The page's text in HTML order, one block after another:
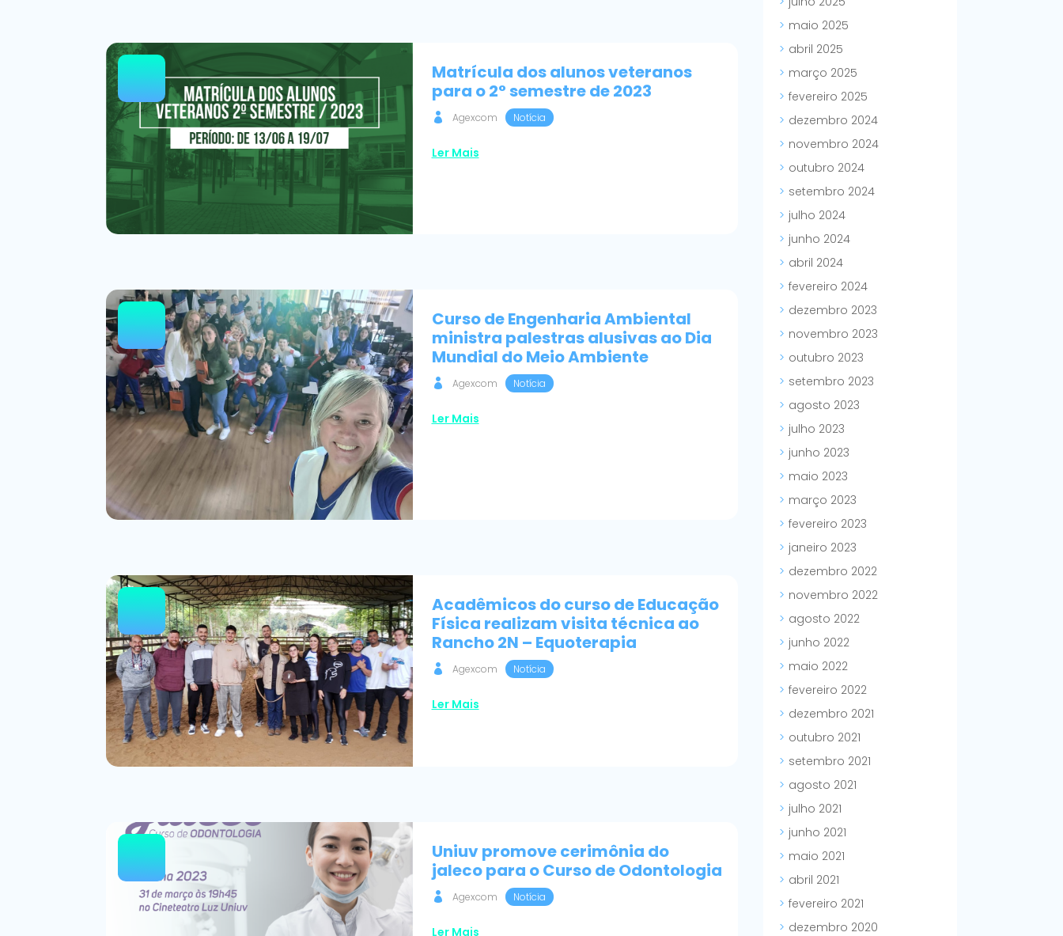
Matrícula dos alunos veteranos
para o 2° semestre de 2023
Agexcom Notícia
Ler Mais
Curso de Engenharia Ambiental
ministra palestras alusivas ao Dia
Mundial do Meio Ambiente
Agexcom Notícia
Ler Mais
Acadêmicos do curso de Educação
Física realizam visita técnica ao
Rancho 2N – Equoterapia
Agexcom Notícia
Ler Mais
Uniuv promove cerimônia do
jaleco para o Curso de Odontologia
Agexcom Notícia
Ler Mais
maio 2025
abril 2025
março 2025
fevereiro 2025
dezembro 2024
novembro 2024
outubro 2024
setembro 2024
julho 2024
junho 2024
abril 2024
fevereiro 2024
dezembro 2023
novembro 2023
outubro 2023
setembro 2023
agosto 2023
julho 2023
junho 2023
maio 2023
março 2023
fevereiro 2023
janeiro 2023
dezembro 2022
novembro 2022
agosto 2022
junho 2022
maio 2022
fevereiro 2022
dezembro 2021
outubro 2021
setembro 2021
agosto 2021
julho 2021
junho 2021
maio 2021
abril 2021
fevereiro 2021
dezembro 2020